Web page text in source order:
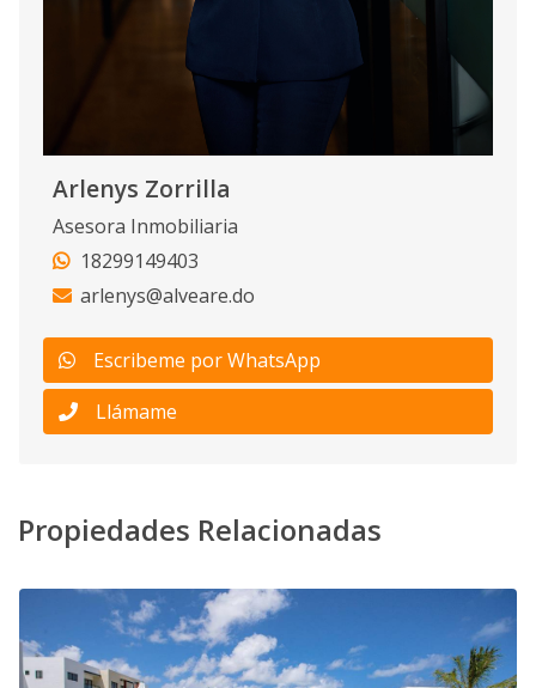
Arlenys Zorrilla
Asesora Inmobiliaria
18299149403
arlenys@alveare.do
Escribeme por WhatsApp
Llámame
Propiedades Relacionadas